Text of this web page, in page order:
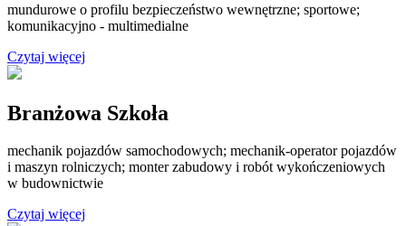
mundurowe o profilu bezpieczeństwo wewnętrzne; sportowe;
komunikacyjno - multimedialne
Czytaj więcej
Branżowa Szkoła
mechanik pojazdów samochodowych; mechanik-operator pojazdów
i maszyn rolniczych; monter zabudowy i robót wykończeniowych
w budownictwie
Czytaj więcej